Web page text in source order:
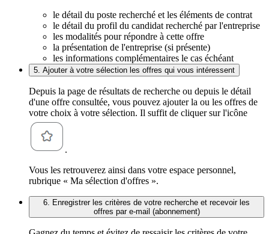
le détail du poste recherché et les éléments de contrat
le détail du profil du candidat recherché par l'entreprise
les modalités pour répondre à cette offre
la présentation de l'entreprise (si présente)
les informations complémentaires le cas échéant
5. Ajouter à votre sélection les offres qui vous intéressent
Depuis la page de résultats de recherche ou depuis le détail
d'une offre consultée, vous pouvez ajouter la ou les offres de
votre choix à votre sélection. Il suffit de cliquer sur l'icône
.
Vous les retrouverez ainsi dans votre espace personnel,
rubrique « Ma sélection d'offres ».
6. Enregistrer les critères de votre recherche et recevoir les
offres par e-mail (abonnement)